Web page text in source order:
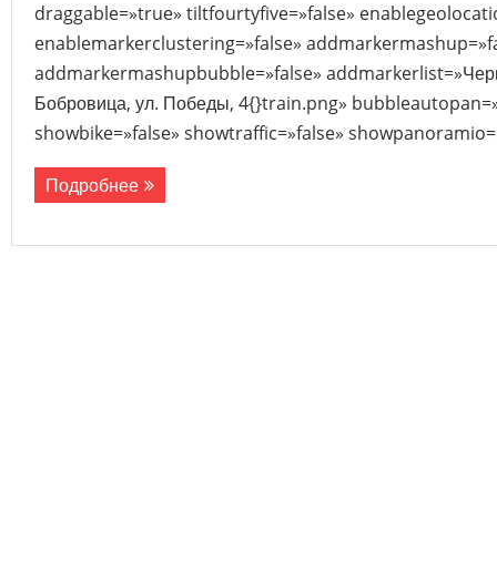
draggable=»true» tiltfourtyfive=»false»
enablemarkerclustering=»false»
addmarkermashupbubble=»false»
Бобровица, ул. Победы, 4{}train.png»
showbike=»false» showtraffic=»false»
Подробнее